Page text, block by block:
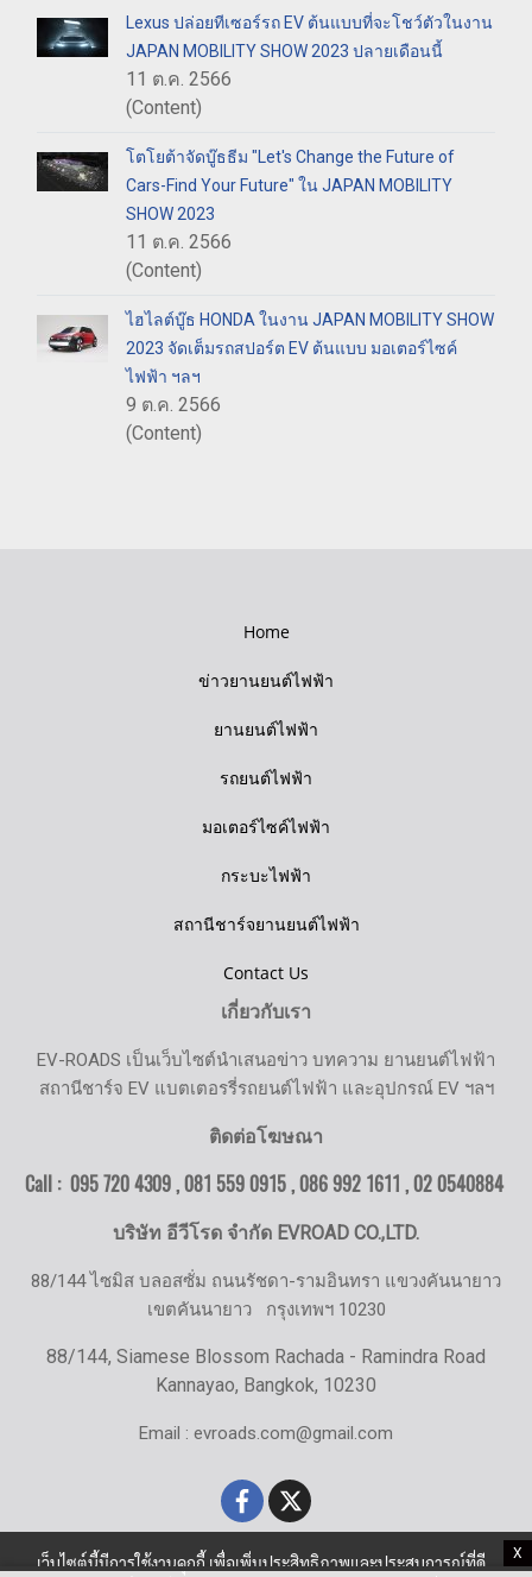
X
Lexus ปล่อยทีเซอร์รถ EV ต้นแบบที่จะโชว์ตัวในงาน
JAPAN MOBILITY SHOW 2023 ปลายเดือนนี้
11 ต.ค. 2566
(Content)
โตโยต้าจัดบู๊ธธีม "Let's Change the Future of
Cars-Find Your Future" ใน JAPAN MOBILITY
SHOW 2023
11 ต.ค. 2566
(Content)
ไฮไลต์บู๊ธ HONDA ในงาน JAPAN MOBILITY SHOW
2023 จัดเต็มรถสปอร์ต EV ต้นแบบ มอเตอร์ไซค์
ไฟฟ้า ฯลฯ
9 ต.ค. 2566
(Content)
Home
ข่าวยานยนต์ไฟฟ้า
ยานยนต์ไฟฟ้า
รถยนต์ไฟฟ้า
มอเตอร์ไซค์ไฟฟ้า
กระบะไฟฟ้า
สถานีชาร์จยานยนต์ไฟฟ้า
Contact Us
เกี่ยวกับเรา
EV-ROADS เป็นเว็บไซต์นำเสนอข่าว บทความ ยานยนต์ไฟฟ้า
สถานีชาร์จ EV แบตเตอรรี่รถยนต์ไฟฟ้า และอุปกรณ์ EV ฯลฯ
ติดต่อโฆษณา
Call : 095 720 4309 , 081 559 0915 , 086 992 1611 ,02 0540884
บริษัท อีวีโรด จำกัด EVROAD CO.,LTD.
88/144 ไซมิส บลอสซั่ม ถนนรัชดา-รามอินทรา แขวงคันนายาว
เขตคันนายาว กรุงเทพฯ 10230
88/144, Siamese Blossom Rachada - Ramindra Road
Kannayao, Bangkok, 10230
Email : evroads.com@gmail.com
เว็บไซต์นี้มีการใช้งานคุกกี้ เพื่อเพิ่มประสิทธิภาพและประสบการณ์ที่ดี